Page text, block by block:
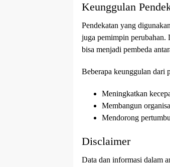
Keunggulan
Pendekatan yang
juga pemimpin perubahan.
bisa menjadi pembeda
Beberapa keunggulan dari
Meningkatkan
Membangun
Mendorong
Disclaimer
Data dan informasi dalam